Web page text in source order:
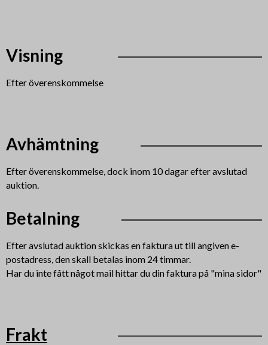
Visning
Efter överenskommelse
Avhämtning
Efter överenskommelse, dock inom 10 dagar efter avslutad
auktion.
Betalning
Efter avslutad auktion skickas en faktura ut till angiven e-
postadress, den skall betalas inom 24 timmar.
Har du inte fått något mail hittar du din faktura på "mina sidor"
Frakt